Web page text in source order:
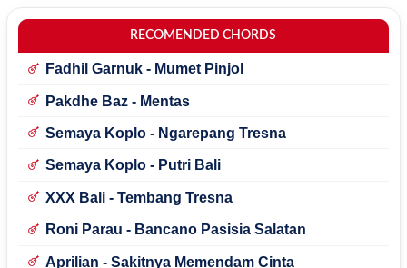
RECOMENDED CHORDS
Fadhil Garnuk - Mumet Pinjol
Pakdhe Baz - Mentas
Semaya Koplo - Ngarepang Tresna
Semaya Koplo - Putri Bali
XXX Bali - Tembang Tresna
Roni Parau - Bancano Pasisia Salatan
Aprilian - Sakitnya Memendam Cinta